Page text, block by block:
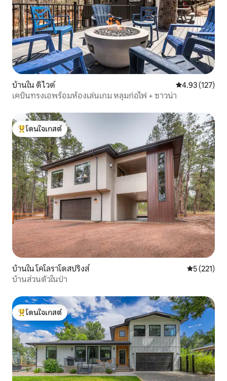
บ้านใน ดิไวด์ คะแนนเฉลี่ย
4.93 (127)
เคบินทรงเอพร้อมห้องเล่นเกม หลุมก่อไฟ + ซาวน่า
โดนใจเกสต์ที่สุด
โดนใจเกสต์
บ้านใน โคโลราโดสปริงส์ คะแนนเฉลี่
5 (221)
บ้านส่วนตัวในป่า
โดนใจเกสต์ที่สุด
โดนใจเกสต์